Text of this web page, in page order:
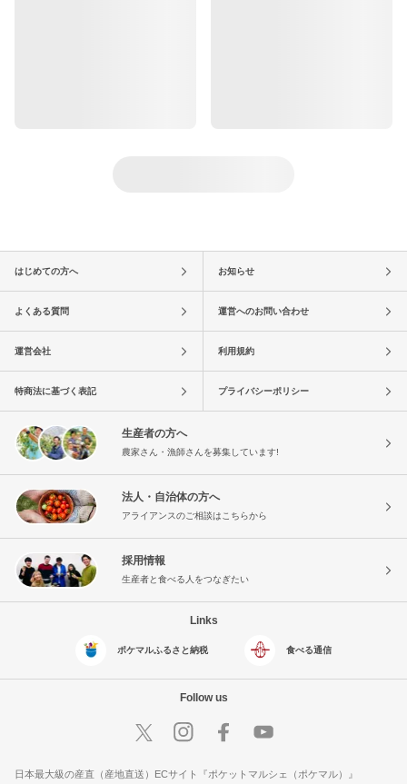
はじめての方へ お知らせ
よくある質問 運営へのお問い合わせ
運営会社 利用規約
特商法に基づく表記 プライバシーポリシー
生産者の方へ
農家さん・漁師さんを募集しています!
法人・自治体の方へ
アライアンスのご相談はこちらから
採用情報
生産者と食べる人をつなぎたい
Links
ポケマルふるさと納税 食べる通信
Follow us
日本最大級の産直（産地直送）ECサイト『ポケットマルシェ（ポケマル）』